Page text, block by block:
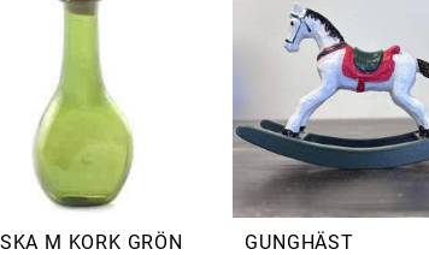
M KORK GRÖN
GUNGHÄST